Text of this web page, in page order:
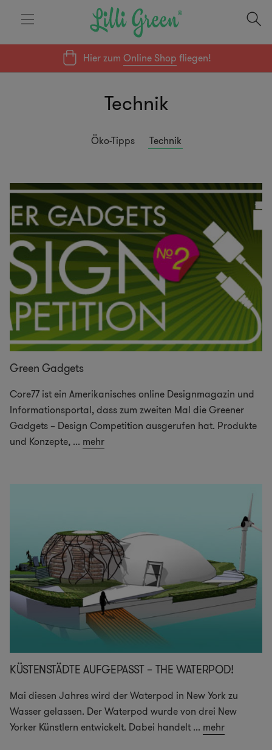
Hier zumOnline Shop fliegen!
Technik
Öko-Tipps Technik
Green Gadgets
Core77 ist ein Amerikanisches online Designmagazin und
Informationsportal, dass zum zweiten Mal die Greener
Gadgets – Design Competition ausgerufen hat. Produkte
und Konzepte, ... mehr
KÜSTENSTÄDTE AUFGEPASST – THE WATERPOD!
Mai diesen Jahres wird der Waterpod in New York zu
Wasser gelassen. Der Waterpod wurde von drei New
Yorker Künstlern entwickelt. Dabei handelt ... mehr